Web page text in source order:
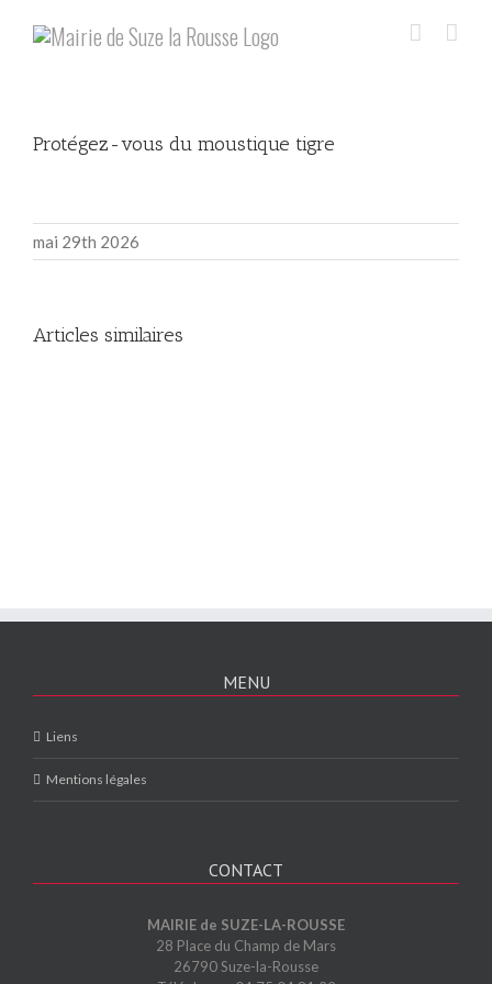
Protégez-vous du moustique tigre
l'image
agrandie
mai 29th 2026
Articles similaires
MENU
Liens
Mentions légales
CONTACT
MAIRIE de SUZE-LA-ROUSSE
28 Place du Champ de Mars
26790 Suze-la-Rousse